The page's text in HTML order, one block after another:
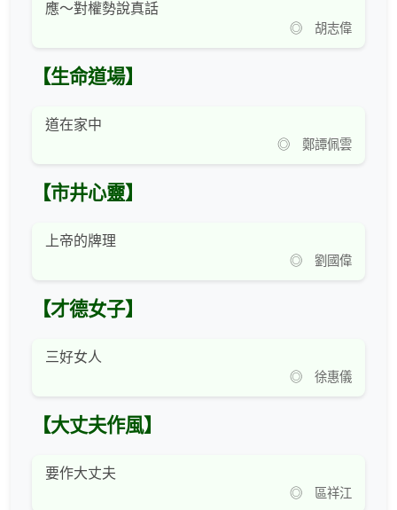
應～對權勢說真話
◎ 胡志偉
【生命道場】
道在家中
◎ 鄭譚佩雲
【市井心靈】
上帝的牌理
◎ 劉國偉
【才德女子】
三好女人
◎ 徐惠儀
【大丈夫作風】
要作大丈夫
◎ 區祥江